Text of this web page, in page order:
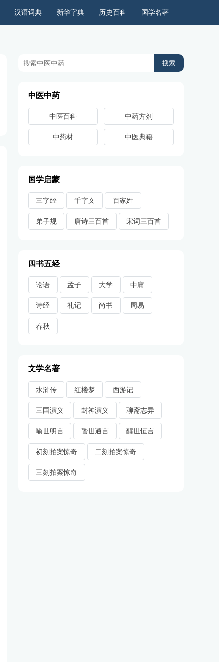
国学名著
历史百科
新华字典
汉语词典
中医中药
中医百科 中药方剂
中药材 中医典籍
国学启蒙
三字经 千字文 百家姓
弟子规 唐诗三百首 宋词三百首
四书五经
论语 孟子 大学 中庸
诗经 礼记 尚书 周易
春秋
文学名著
水浒传 红楼梦 西游记
三国演义 封神演义 聊斋志异
喻世明言 警世通言 醒世恒言
初刻拍案惊奇 二刻拍案惊奇
三刻拍案惊奇